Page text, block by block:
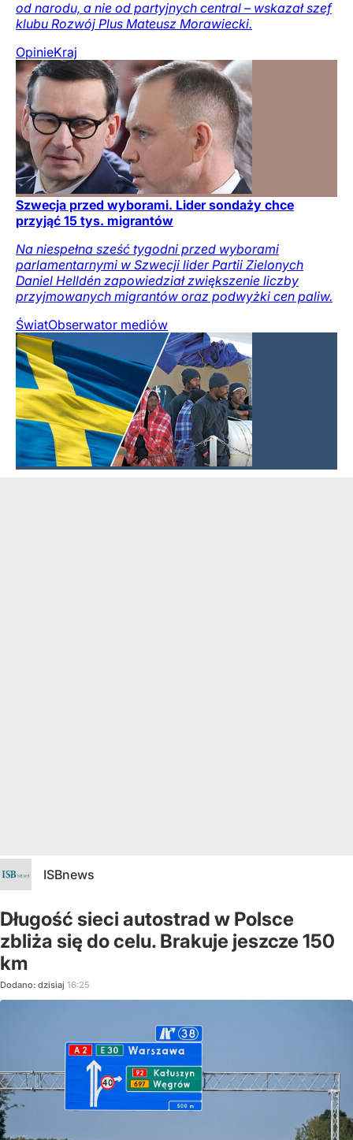
od narodu, a nie od partyjnych central – wskazał szef
klubu Rozwój Plus Mateusz Morawiecki.
OpinieKraj
Szwecja przed wyborami. Lider sondaży chce
przyjąć 15 tys. migrantów
Na niespełna sześć tygodni przed wyborami
parlamentarnymi w Szwecji lider Partii Zielonych
Daniel Helldén zapowiedział zwiększenie liczby
przyjmowanych migrantów oraz podwyżki cen paliw.
ŚwiatObserwator mediów
ISBnews
Długość sieci autostrad w Polsce
zbliża się do celu. Brakuje jeszcze 150
km
Dodano: dzisiaj 16:25